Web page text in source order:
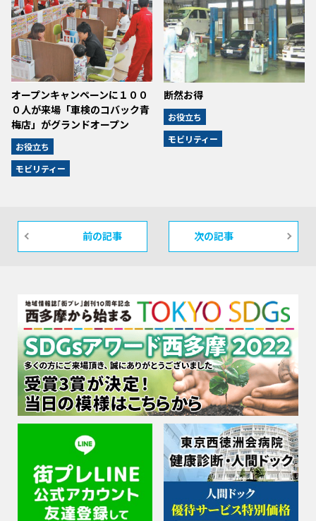
オープンキャンペーンに１００
０人が来場「車検のコバック青
梅店」がグランドオープン
お役立ち
モビリティー
断然お得
お役立ち
モビリティー
前の記事 次の記事